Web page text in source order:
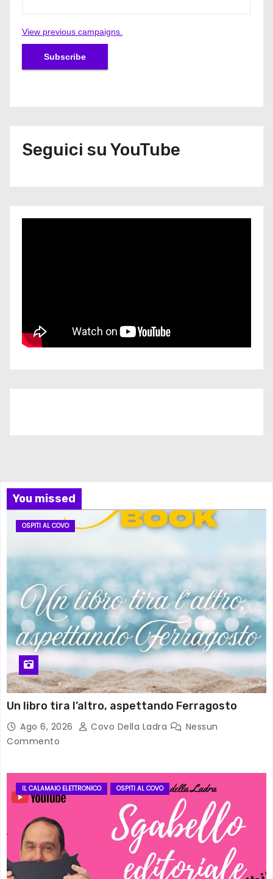
View previous campaigns.
Seguici su YouTube
You missed
OSPITI AL COVO
Un libro tira l’altro, aspettando Ferragosto
Ago 6, 2026 Covo Della Ladra
Nessun
Commento
IL CALAMAIO ELETTRONICO OSPITI AL COVO